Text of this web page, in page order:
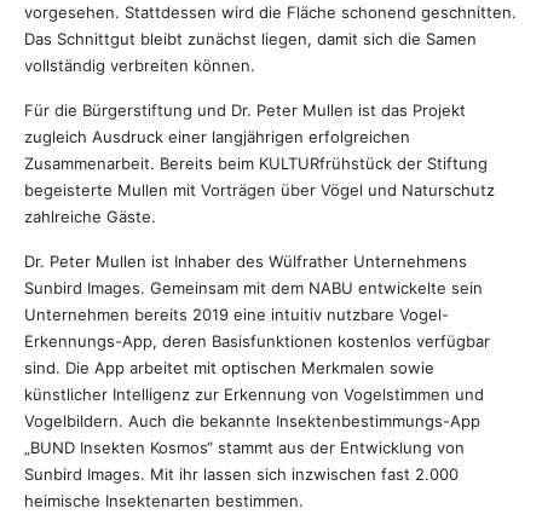
vorgesehen. Stattdessen wird die Fläche schonend geschnitten.
Das Schnittgut bleibt zunächst liegen, damit sich die Samen
vollständig verbreiten können.
Für die Bürgerstiftung und Dr. Peter Mullen ist das Projekt
zugleich Ausdruck einer langjährigen erfolgreichen
Zusammenarbeit. Bereits beim KULTURfrühstück der Stiftung
begeisterte Mullen mit Vorträgen über Vögel und Naturschutz
zahlreiche Gäste.
Dr. Peter Mullen ist Inhaber des Wülfrather Unternehmens
Sunbird Images. Gemeinsam mit dem NABU entwickelte sein
Unternehmen bereits 2019 eine intuitiv nutzbare Vogel-
Erkennungs-App, deren Basisfunktionen kostenlos verfügbar
sind. Die App arbeitet mit optischen Merkmalen sowie
künstlicher Intelligenz zur Erkennung von Vogelstimmen und
Vogelbildern. Auch die bekannte Insektenbestimmungs-App
„BUND Insekten Kosmos“ stammt aus der Entwicklung von
Sunbird Images. Mit ihr lassen sich inzwischen fast 2.000
heimische Insektenarten bestimmen.